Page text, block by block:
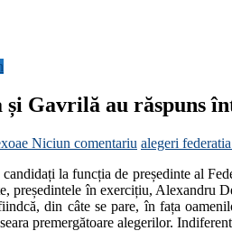
și Gavrilă au răspuns
Niciun comentariu alegeri
la funcția de președinte al
președintele în exercițiu, Alexandru
din câte se pare, în fața
premergătoare alegerilor.